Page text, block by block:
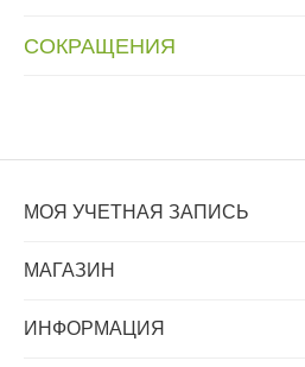
СОКРАЩЕНИЯ
МОЯ УЧЕТНАЯ ЗАПИСЬ
МАГАЗИН
ИНФОРМАЦИЯ